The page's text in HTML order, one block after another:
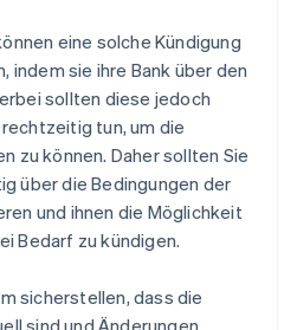
eine solche Kündigung
indem sie ihre Bank über den
sollten diese jedoch
tun, um die
zu können. Daher sollten Sie
über die Bedingungen der
und ihnen die Möglichkeit
Bedarf zu kündigen.
sicherstellen, dass die